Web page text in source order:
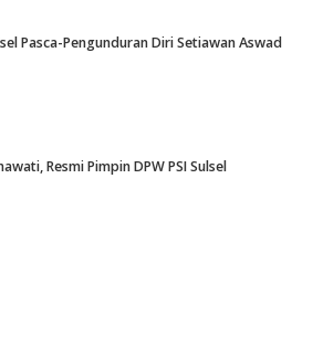
Pasca-Pengunduran Diri Setiawan Aswad
Resmi Pimpin DPW PSI Sulsel